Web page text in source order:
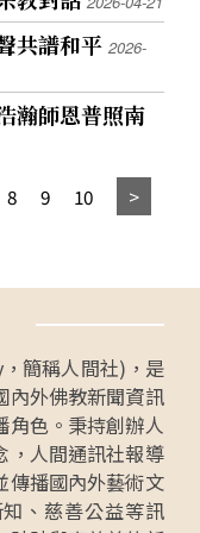
共譜和平2026-
瀚師恩普照南
8 9 10
簡稱人間社)，是
內外佛教新聞資訊
角色。秉持創辦人
，人間通訊社報導
傳播國內外藝術文
、慈善公益等訊